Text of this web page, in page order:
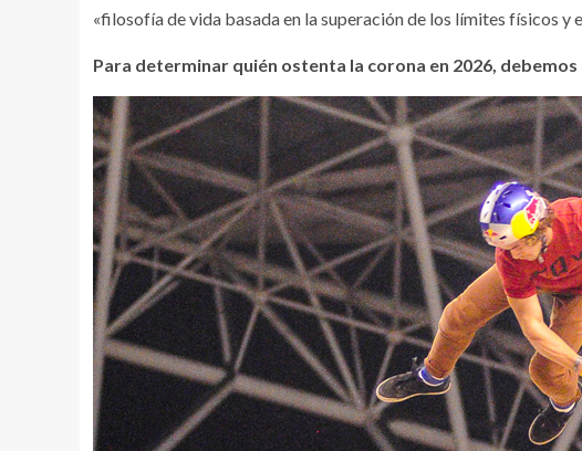
«filosofía de vida basada en la superación de los límites físicos
Para determinar quién ostenta la corona en 2026,